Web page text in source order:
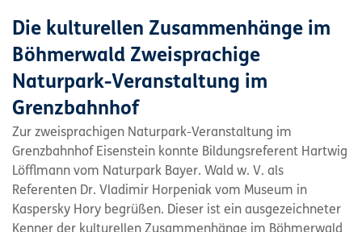
Die kulturellen Zusammenhänge im
Böhmerwald Zweisprachige
Naturpark-Veranstaltung im
Grenzbahnhof
Zur zweisprachigen Naturpark-Veranstaltung im
Grenzbahnhof Eisenstein konnte Bildungsreferent Hartwig
Löfflmann vom Naturpark Bayer. Wald w. V. als
Referenten Dr. Vladimir Horpeniak vom Museum in
Kaspersky Hory begrüßen. Dieser ist ein ausgezeichneter